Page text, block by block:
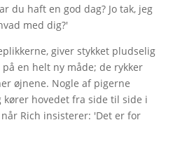
du haft en god dag? Jo tak, jeg
med dig?'
giver stykket pludselig
en helt ny måde; de rykker
øjnene. Nogle af pigerne
hovedet fra side til side i
Rich insisterer: 'Det er for